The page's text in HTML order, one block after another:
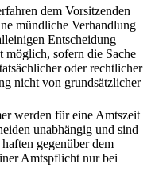
dem Vorsitzenden
mündliche Verhandlung
Entscheidung
möglich, sofern die Sache
oder rechtlicher
nicht von grundsätzlicher
werden für eine Amtszeit
unabhängig und sind
gegenüber dem
Amtspflicht nur bei